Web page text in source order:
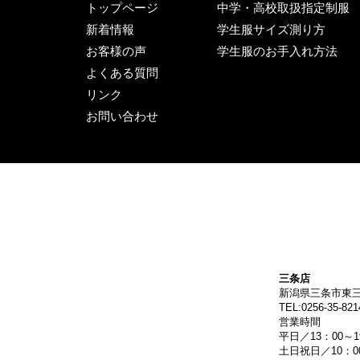
トップページ
新着情報
お客様の声
よくある質問
リンク
お問い合わせ
中学・高校取扱指定制服
学生服サイズ測り方
学生服のお手入れ方法
三条店
新潟県三条市東
TEL:0256-35-
営業時間
平日／13：00～
土日祝日／10：